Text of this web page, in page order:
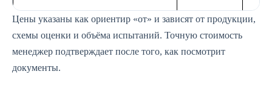
Цены указаны как ориентир «от» и зависят от продукции,
схемы оценки и объёма испытаний. Точную стоимость
менеджер подтверждает после того, как посмотрит
документы.